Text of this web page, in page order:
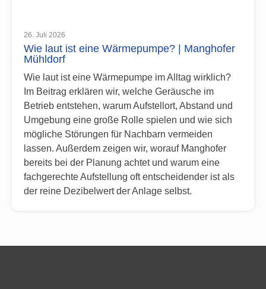
26. Juli 2026
Wie laut ist eine Wärmepumpe? | Manghofer
Mühldorf
Wie laut ist eine Wärmepumpe im Alltag wirklich?
Im Beitrag erklären wir, welche Geräusche im
Betrieb entstehen, warum Aufstellort, Abstand und
Umgebung eine große Rolle spielen und wie sich
mögliche Störungen für Nachbarn vermeiden
lassen. Außerdem zeigen wir, worauf Manghofer
bereits bei der Planung achtet und warum eine
fachgerechte Aufstellung oft entscheidender ist als
der reine Dezibelwert der Anlage selbst.